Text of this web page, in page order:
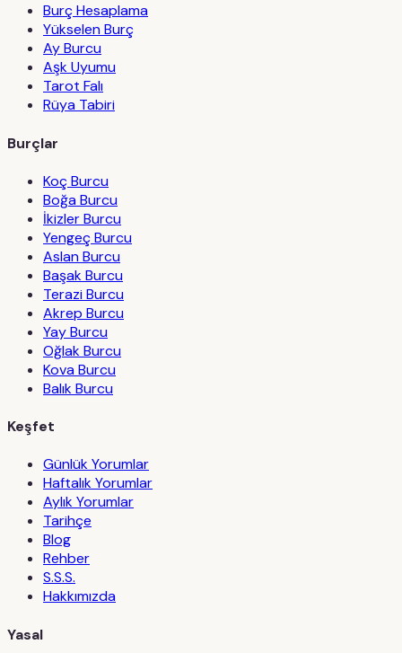
Burç Hesaplama
Yükselen Burç
Ay Burcu
Aşk Uyumu
Tarot Falı
Rüya Tabiri
Burçlar
Koç Burcu
Boğa Burcu
İkizler Burcu
Yengeç Burcu
Aslan Burcu
Başak Burcu
Terazi Burcu
Akrep Burcu
Yay Burcu
Oğlak Burcu
Kova Burcu
Balık Burcu
Keşfet
Günlük Yorumlar
Haftalık Yorumlar
Aylık Yorumlar
Tarihçe
Blog
Rehber
S.S.S.
Hakkımızda
Yasal